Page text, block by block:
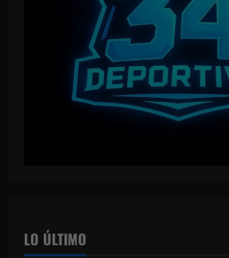
LO ÚLTIMO